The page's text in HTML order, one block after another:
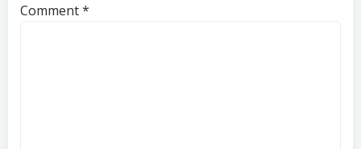
Comment*